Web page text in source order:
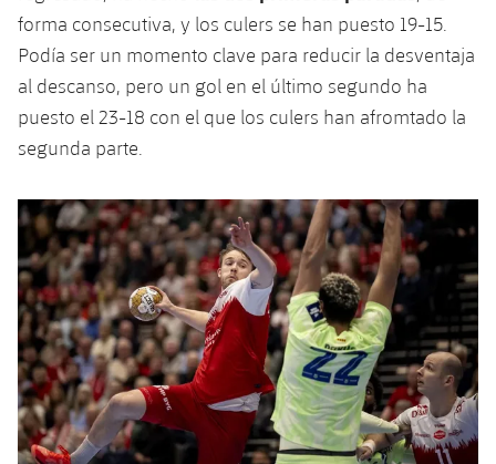
forma consecutiva, y los culers se han puesto 19-15.
Podía ser un momento clave para reducir la desventaja
al descanso, pero un gol en el último segundo ha
puesto el 23-18 con el que los culers han afromtado la
segunda parte.